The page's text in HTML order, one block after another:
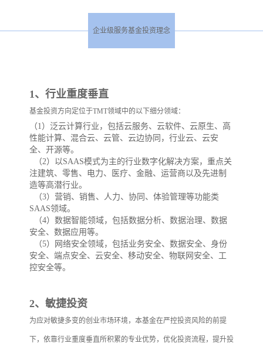
企业级服务基金投资理念
1、行业重度垂直
基金投资方向定位于TMT领域中的以下细分领域：
（1）泛云计算行业，包括云服务、云软件、云原生、高
性能计算、混合云、云管、云边协同，行业云、云安
全、开源等。
（2）以SAAS模式为主的行业数字化解决方案，重点关
注建筑、零售、电力、医疗、金融、运营商以及先进制
造等高潜行业。
（3）营销、销售、人力、协同、体验管理等功能类
SAAS领域。
（4）数据智能领域，包括数据分析、数据治理、数据
安全、数据应用等。
（5）网络安全领域，包括业务安全、数据安全、身份
安全、端点安全、云安全、移动安全、物联网安全、工
控安全等。
2、敏捷投资
为应对敏捷多变的创业市场环境，本基金在严控投资风险的前提
下，依靠行业重度垂直所积累的专业优势，优化投资流程，提升投